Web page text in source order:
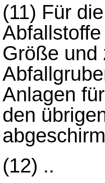
(11) Für
Größe und
Anlagen
den
(12) ..